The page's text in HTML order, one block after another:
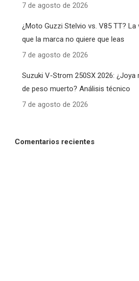
7 de agosto de 2026
¿Moto Guzzi Stelvio vs. V85 TT?
que la marca no quiere que leas
7 de agosto de 2026
Suzuki V-Strom 250SX 2026:
de peso muerto? Análisis técnico
7 de agosto de 2026
Comentarios recientes